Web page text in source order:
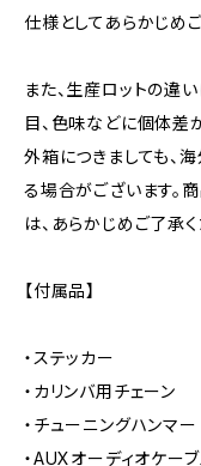
仕様としてあらかじめ
また、生産ロットの違
目、色味などに個体差
外箱につきましても、
る場合がございます。
は、あらかじめご了承く
【付属品】
・ステッカー
・カリンバ用チェーン
・チューニングハンマー
・AUXオーディオケー